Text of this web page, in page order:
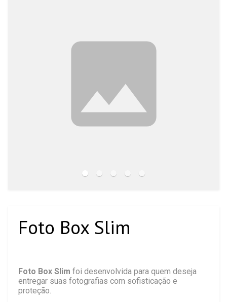
Foto Box Slim
Foto Box Slim foi desenvolvida para quem deseja
entregar suas fotografias com sofisticação e
proteção.